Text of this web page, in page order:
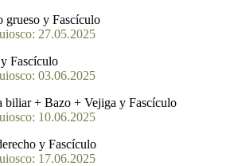
grueso y Fascículo
27.05.2025
Fascículo
03.06.2025
biliar + Bazo + Vejiga y Fascículo
10.06.2025
y Fascículo
17.06.2025